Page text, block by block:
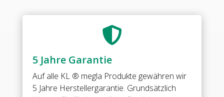
Oberfläche:
Rolle
aus
Edelstahl•

5 Jahre Garantie
Auf alle KL ® megla Produkte gewähren wir
5 Jahre Herstellergarantie. Grundsätzlich